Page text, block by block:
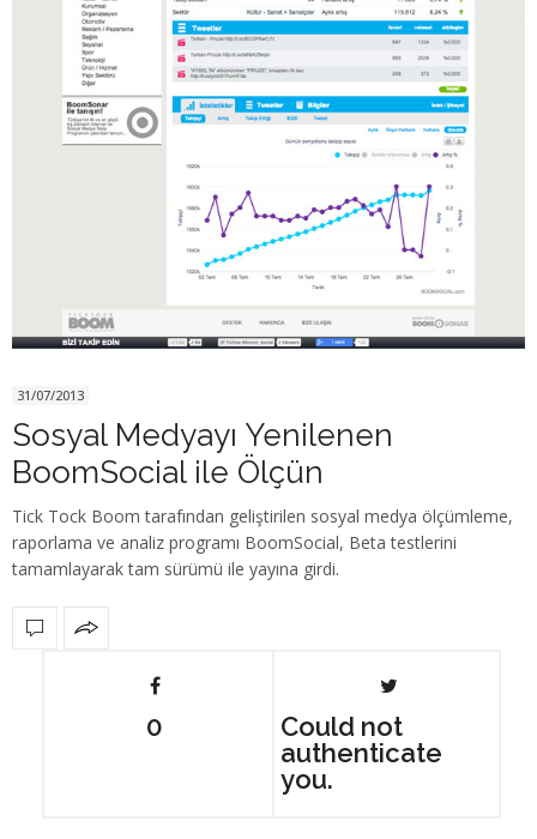
31/07/2013
Sosyal Medyayı Yenilenen
BoomSocial ile Ölçün
Tick Tock Boom tarafından geliştirilen sosyal medya ölçümleme,
raporlama ve analiz programı BoomSocial, Beta testlerini
tamamlayarak tam sürümü ile yayına girdi.
0
Could not
authenticate
you.